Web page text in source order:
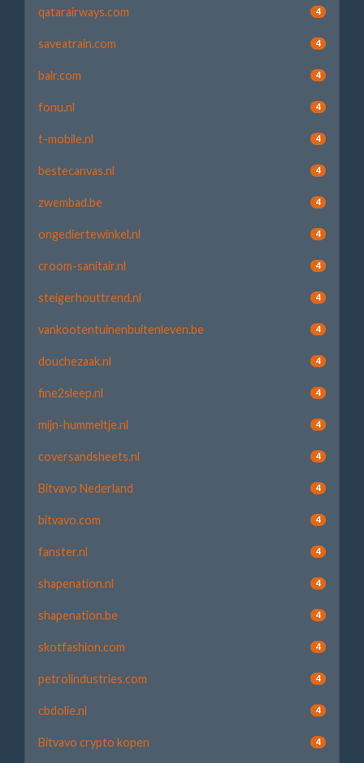
qatarairways.com 4
saveatrain.com 4
balr.com 4
fonu.nl 4
t-mobile.nl 4
bestecanvas.nl 4
zwembad.be 4
ongediertewinkel.nl 4
croom-sanitair.nl 4
steigerhouttrend.nl 4
vankootentuinenbuitenleven.be 4
douchezaak.nl 4
fine2sleep.nl 4
mijn-hummeltje.nl 4
coversandsheets.nl 4
Bitvavo Nederland 4
bitvavo.com 4
fanster.nl 4
shapenation.nl 4
shapenation.be 4
skotfashion.com 4
petrolindustries.com 4
cbdolie.nl 4
Bitvavo crypto kopen 4